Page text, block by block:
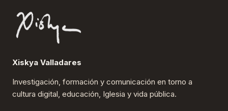
Xiskya Valladares
Investigación, formación y comunicación en torno a
cultura digital, educación, Iglesia y vida pública.